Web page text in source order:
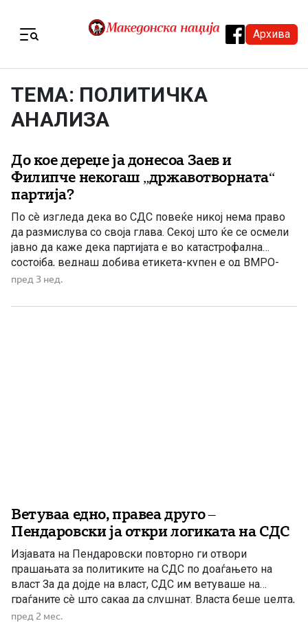
Архива
ТЕМА: ПОЛИТИЧКА
АНАЛИЗА
До кое дереџе ја донесоа Заев и
Филипче некогаш „државотворната“
партија?
По сè изгледа дека во СДС повеќе никој нема право
да размислува со своја глава. Секој што ќе се осмели
јавно да каже дека партијата е во катастрофална
состојба, веднаш добива етикета-купен е од ВМРО-
ДПМНЕ, човек е на Мицкоски, уценет е или продаден.
дискредитации, навреди, наместо самокритика
пред 3 нед.
Ветуваа едно, правеа друго –
Пендаровски ја откри логиката на СДС
Изјавата на Пендаровски повторно ги отвори
прашањата за политиките на СДС по доаѓањето на
власт За да дојде на власт, СДС им ветуваше на
граѓаните сѐ што сакаа да слушнат. Власта беше целта,
а Македонија честопати ја плаќаше цената.
пред 2 мес.